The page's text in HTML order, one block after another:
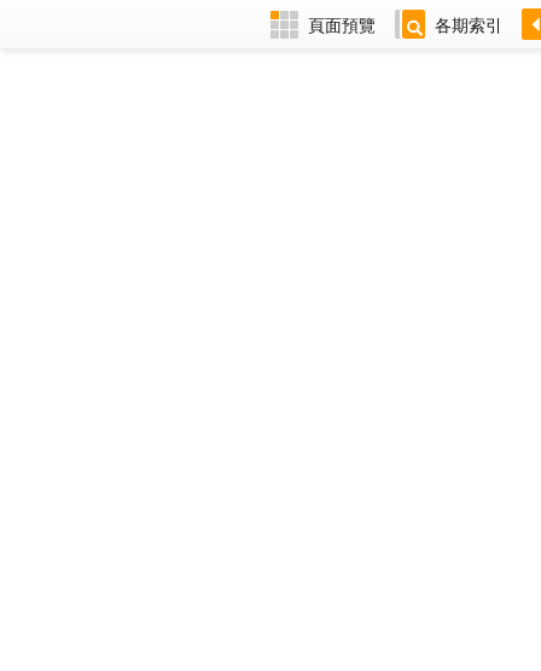
頁面預覽 各期索引